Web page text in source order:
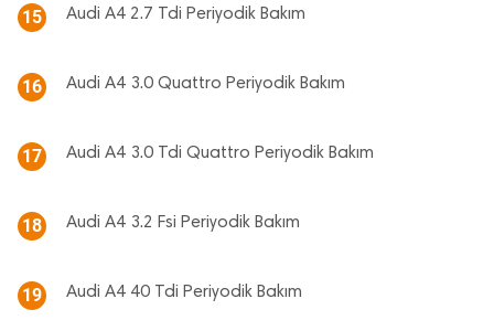
15 Audi A4 2.7 Tdi Periyodik Bakım
16 Audi A4 3.0 Quattro Periyodik Bakım
17 Audi A4 3.0 Tdi Quattro Periyodik Bakım
18 Audi A4 3.2 Fsi Periyodik Bakım
19 Audi A4 40 Tdi Periyodik Bakım